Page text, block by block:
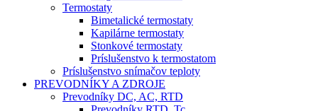
Termostaty
Bimetalické termostaty
Kapilárne termostaty
Stonkové termostaty
Príslušenstvo k termostatom
Príslušenstvo snímačov teploty
PREVODNÍKY A ZDROJE
Prevodníky DC, AC, RTD